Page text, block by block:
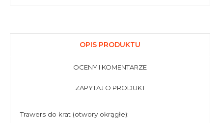
OPIS PRODUKTU
OCENY I KOMENTARZE
ZAPYTAJ O PRODUKT
Trawers do krat (otwory okrągłe):